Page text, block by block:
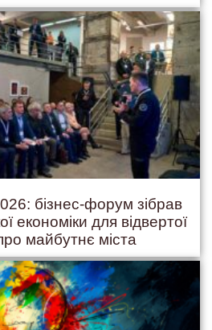
бізнес-форум зібрав
економіки для відвертої
майбутнє міста